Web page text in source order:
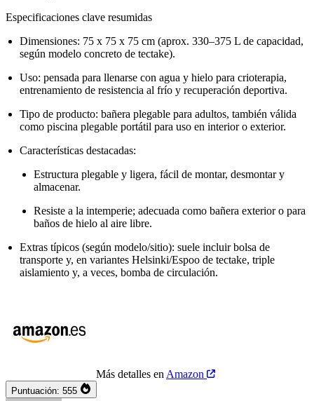
Especificaciones clave resumidas
Dimensiones: 75 x 75 x 75 cm (aprox. 330–375 L de capacidad,
según modelo concreto de tectake).
Uso: pensada para llenarse con agua y hielo para crioterapia,
entrenamiento de resistencia al frío y recuperación deportiva.
Tipo de producto: bañera plegable para adultos, también válida
como piscina plegable portátil para uso en interior o exterior.
Características destacadas:
Estructura plegable y ligera, fácil de montar, desmontar y
almacenar.
Resiste a la intemperie; adecuada como bañera exterior o para
baños de hielo al aire libre.
Extras típicos (según modelo/sitio): suele incluir bolsa de
transporte y, en variantes Helsinki/Espoo de tectake, triple
aislamiento y, a veces, bomba de circulación.
Más detalles en Amazon
Puntuación: 555